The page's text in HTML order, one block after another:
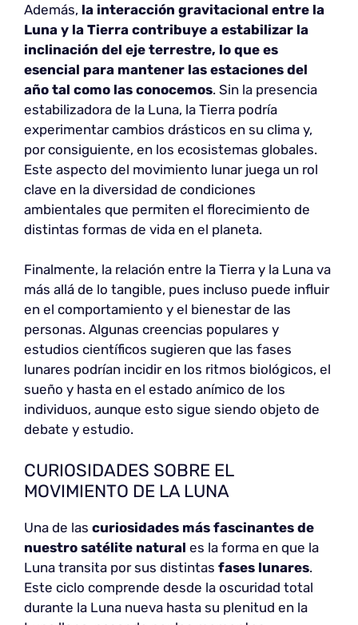
Además, la interacción gravitacional entre la
Luna y la Tierra contribuye a estabilizar la
inclinación del eje terrestre, lo que es
esencial para mantener las estaciones del
año tal como las conocemos. Sin la presencia
estabilizadora de la Luna, la Tierra podría
experimentar cambios drásticos en su clima y,
por consiguiente, en los ecosistemas globales.
Este aspecto del movimiento lunar juega un rol
clave en la diversidad de condiciones
ambientales que permiten el florecimiento de
distintas formas de vida en el planeta.
Finalmente, la relación entre la Tierra y la Luna va
más allá de lo tangible, pues incluso puede influir
en el comportamiento y el bienestar de las
personas. Algunas creencias populares y
estudios científicos sugieren que las fases
lunares podrían incidir en los ritmos biológicos, el
sueño y hasta en el estado anímico de los
individuos, aunque esto sigue siendo objeto de
debate y estudio.
CURIOSIDADES SOBRE EL
MOVIMIENTO DE LA LUNA
Una de las curiosidades más fascinantes de
nuestro satélite natural es la forma en que la
Luna transita por sus distintas fases lunares.
Este ciclo comprende desde la oscuridad total
durante la Luna nueva hasta su plenitud en la